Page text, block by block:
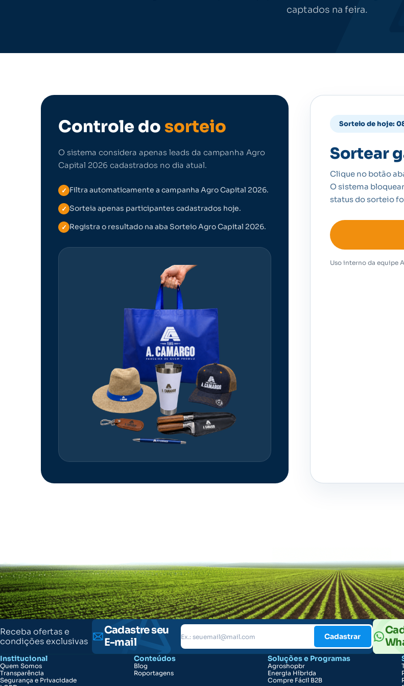
captados na feira.
Controle do sorteio
O sistema considera apenas leads da campanha Agro
Capital 2026 cadastrados no dia atual.
✓ Filtra automaticamente a campanha Agro Capital 2026.
✓ Sorteia apenas participantes cadastrados hoje.
✓ Registra o resultado na aba Sorteio Agro Capital 2026.
Sorteio de hoje:
Sortear
Clique no botão
O sistema
status do sorteio
Uso interno da equipe
Receba ofertas e
condições exclusivas
Cadastre seu
E-mail
Cadastrar
Institucional
Quem Somos
Transparência
Segurança e Privacidade
Conteúdos
Blog
Roportagens
Soluções e Programas
Agroshopbr
Energia Híbrida
Compre Fácil B2B